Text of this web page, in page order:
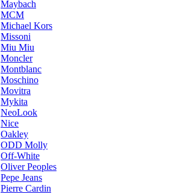
Maybach
MCM
Michael Kors
Missoni
Miu Miu
Moncler
Montblanc
Moschino
Movitra
Mykita
NeoLook
Nice
Oakley
ODD Molly
Off-White
Oliver Peoples
Pepe Jeans
Pierre Cardin